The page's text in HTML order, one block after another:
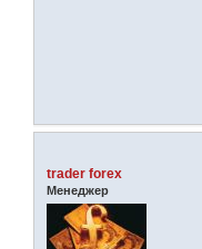
trader forex
Менеджер